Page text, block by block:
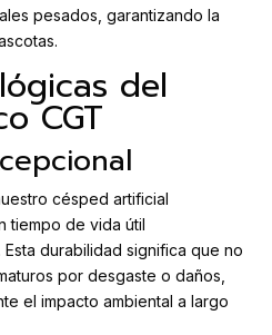
pesados, garantizando la
del
CGT
césped artificial
tiempo de vida útil
durabilidad significa que no
por desgaste o daños,
el impacto ambiental a largo